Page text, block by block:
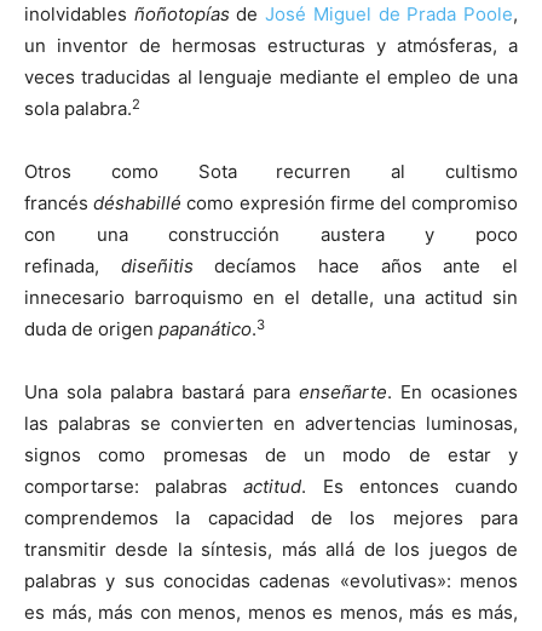
inolvidables ñoñotopías deJosé Miguel de Prada Poole,
un inventor de hermosas estructuras y atmósferas, a
veces traducidas al lenguaje mediante el empleo de una
sola palabra.2
Otros como Sota recurren al cultismo
francésdéshabillé como expresión firme del compromiso
con una construcción austera y poco
refinada, diseñitisdecíamos hace años ante el
innecesario barroquismo en el detalle, una actitud sin
duda de origen papanático.3
Una sola palabra bastará para enseñarte. En ocasiones
las palabras se convierten en advertencias luminosas,
signos como promesas de un modo de estar y
comportarse: palabrasactitud. Es entonces cuando
comprendemos la capacidad de los mejores para
transmitir desde la síntesis, más allá de los juegos de
palabras y sus conocidas cadenas «evolutivas»: menos
es más, más con menos, menos es menos, más es más,